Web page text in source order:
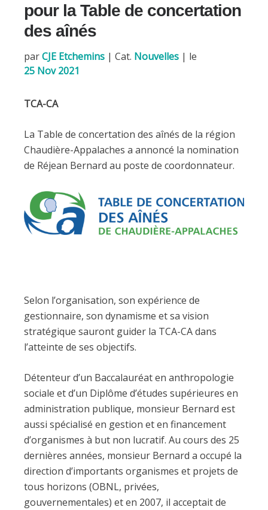
pour la Table de concertation
des aînés
parCJE Etchemins | Cat. Nouvelles | le
25 Nov 2021
TCA-CA
La Table de concertation des aînés de la région
Chaudière-Appalaches a annoncé la nomination
de Réjean Bernard au poste de coordonnateur.
Selon l’organisation, son expérience de
gestionnaire, son dynamisme et sa vision
stratégique sauront guider la TCA-CA dans
l’atteinte de ses objectifs.
Détenteur d’un Baccalauréat en anthropologie
sociale et d’un Diplôme d’études supérieures en
administration publique, monsieur Bernard est
aussi spécialisé en gestion et en financement
d’organismes à but non lucratif. Au cours des 25
dernières années, monsieur Bernard a occupé la
direction d’importants organismes et projets de
tous horizons (OBNL, privées,
gouvernementales) et en 2007, il acceptait de